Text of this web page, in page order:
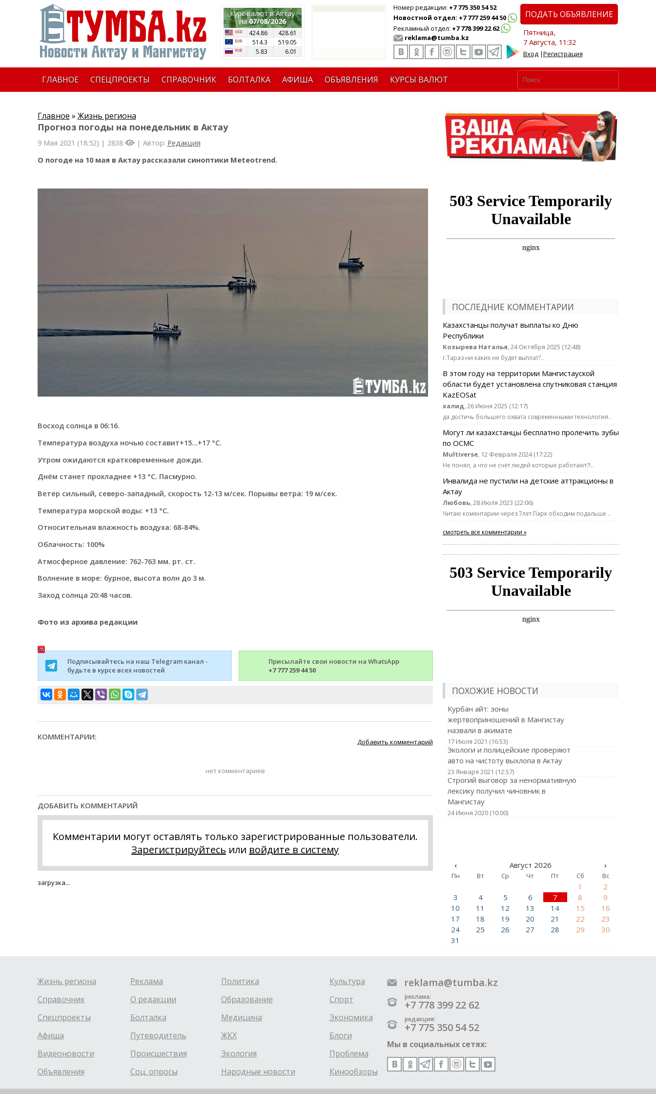
Курс валют в Актау
на07/08/2026
424.86
428.61
514.3
519.05
5.83
6.01
Номер редакции: +7 775 350 54 52
Новостной отдел: +7 777 259 44 50
Рекламный отдел: +7 778 399 22 62
reklama@tumba.kz
ПОДАТЬ ОБЪЯВЛЕНИЕ
Пятница,
7 Августа, 11:32
Вход|Регистрация
ГЛАВНОЕ СПЕЦПРОЕКТЫ СПРАВОЧНИК БОЛТАЛКА АФИША ОБЪЯВЛЕНИЯ КУРСЫ ВАЛЮТ
Главное » Жизнь региона
Прогноз погоды на понедельник в Актау
9 Мая 2021 (18:52) | 2838 | Автор: Редакция
О погоде на 10 мая в Актау рассказали синоптики Meteotrend.
Восход солнца в 06:16.
Температура воздуха ночью составит+15...+17 °C.
Утром ожидаются кратковременные дожди.
Днём станет прохладнее +13 °C. Пасмурно.
Ветер сильный, северо-западный, скорость 12-13 м/сек. Порывы ветра: 19 м/сек.
Температура морской воды: +13 °C.
Относительная влажность воздуха: 68-84%.
Облачность: 100%
Атмосферное давление: 762-763 мм. рт. ст.
Волнение в море: бурное, высота волн до 3 м.
Заход солнца 20:48 часов.
Фото из архива редакции
Подписывайтесь на наш Telegram канал -
будьте в курсе всех новостей
Присылайте свои новости на WhatsApp
+7 777 259 44 50
КОММЕНТАРИИ:
Добавить комментарий
нет комментариев
ДОБАВИТЬ КОММЕНТАРИЙ
Комментарии могут оставлять только зарегистрированные пользователи.
Зарегистрируйтесь или войдите в систему
загрузка...
ПОСЛЕДНИЕ КОММЕНТАРИИ
Казахстанцы получат выплаты ко Дню
Республики
Козырева Наталья, 24 Октября 2025 (12:48)
г.Тараз ни каких не будет выплат?..
В этом году на территории Мангистауской
области будет установлена спутниковая станция
KazEOSat
халид, 26 Июня 2025 (12:17)
да достичь большего охвата современными технология..
Могут ли казахстанцы бесплатно пролечить зубы
по ОСМС
Multiverse, 12 Февраля 2024 (17:22)
Не понял, а что не счёт людей которые работают?!..
Инвалида не пустили на детские аттракционы в
Актау
Любовь, 28 Июля 2023 (22:06)
Читаю коментарии через 7лет.Парк обходим подальше ..
смотреть все комментарии »
ПОХОЖИЕ НОВОСТИ
Курбан айт: зоны
жертвоприношений в Мангистау
назвали в акимате
17 Июля 2021 (16:53)
Экологи и полицейские проверяют
авто на чистоту выхлопа в Актау
23 Января 2021 (12:57)
Строгий выговор за ненормативную
лексику получил чиновник в
Мангистау
24 Июня 2020 (10:00)
‹ Август 2026 ›
Пн Вт Ср Чт Пт Сб Вс
1
2
3
4 5 6 7 8
9
10
11 12 13 14 15
16
17
18 19 20 21 22
23
24
25 26 27 28 29
30
31
Жизнь региона
Справочник
Спецпроекты
Афиша
Видеоновости
Объявления
Реклама
О редакции
Болталка
Путеводитель
Происшествия
Соц. опросы
Политика
Образование
Медицина
ЖКХ
Экология
Народные новости
Культура
Спорт
Экономика
Блоги
Проблема
Кинообзоры
reklama@tumba.kz
реклама:
+7 778 399 22 62
редакция:
+7 775 350 54 52
Мы в социальных сетях: